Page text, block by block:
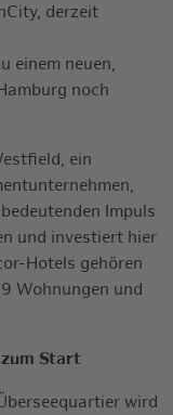
derzeit
einem neuen,
noch
ein
Impuls
und investiert hier
Hotels gehören
Wohnungen und
Start
wird